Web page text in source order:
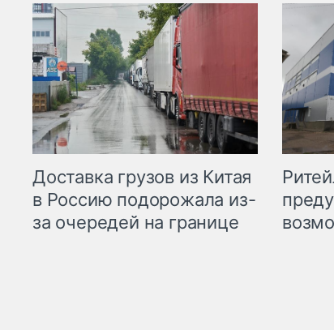
Доставка грузов из Китая
в Россию подорожала из-
за очередей на границе